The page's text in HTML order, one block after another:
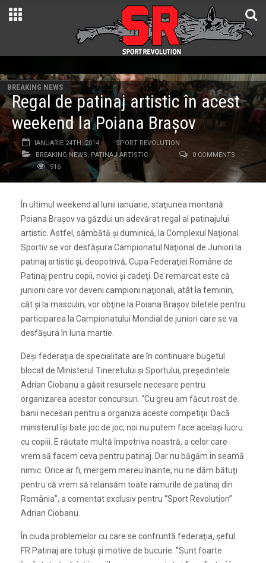
BREAKING NEWS
Regal de patinaj artistic în acest
weekend la Poiana Braşov
IANUARIE 24TH, 2014
SPORT REVOLUTION
BREAKING NEWS, PATINAJ ARTISTIC
0 COMMENTS
916
În ultimul weekend al lunii ianuarie, staţiunea montană
Poiana Braşov va găzdui un adevărat regal al patinajului
artistic. Astfel, sâmbătă şi duminică, la Complexul Naţional
Sportiv se vor desfăşura Campionatul Naţional de Juniori la
patinaj artistic şi, deopotrivă, Cupa Federaţiei Române de
Patinaj pentru copii, novici şi cadeţi. De remarcat este că
juniorii care vor deveni campioni naţionali, atât la feminin,
cât şi la masculin, vor obţine la Poiana Braşov biletele pentru
participarea la Campionatului Mondial de juniori care se va
desfăşura în luna martie.
Deşi federaţia de specialitate are în continuare bugetul
blocat de Ministerul Tineretului şi Sportului, preşedintele
Adrian Ciobanu a găsit resursele necesare pentru
organizarea acestor concursuri. “Cu greu am făcut rost de
banii necesari pentru a organiza aceste competiţii. Dacă
ministerul îşi bate joc de joc, noi nu putem face acelaşi lucru
cu copiii. E răutate multă împotriva noastră, a celor care
vrem să facem ceva pentru patinaj. Dar nu băgăm în seamă
nimic. Orice ar fi, mergem mereu înainte, nu ne dăm bătuţi
pentru că vrem să relansăm toate ramurile de patinaj din
România”, a comentat exclusiv pentru “Sport Revolution”
Adrian Ciobanu.
În ciuda problemelor cu care se confruntă federaţia, şeful
FR Patinaj are totuşi şi motive de bucurie. “Sunt foarte